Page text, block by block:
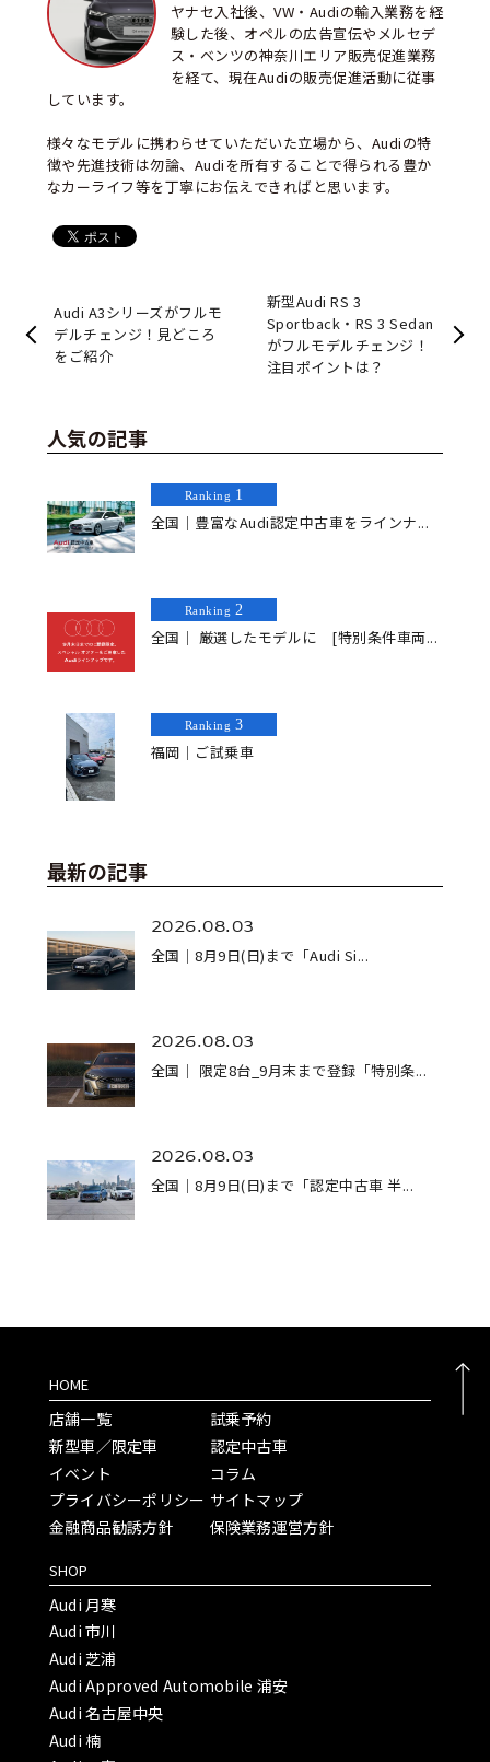
ヤナセ入社後、VW・Audiの輸入業務を経
験した後、オペルの広告宣伝やメルセデ
ス・ベンツの神奈川エリア販売促進業務
を経て、現在Audiの販売促進活動に従事
しています。
様々なモデルに携わらせていただいた立場から、Audiの特
徴や先進技術は勿論、Audiを所有することで得られる豊か
なカーライフ等を丁寧にお伝えできればと思います。
Audi A3シリーズがフルモ
デルチェンジ！見どころ
をご紹介
新型Audi RS 3
Sportback・RS 3 Sedan
がフルモデルチェンジ！
注目ポイントは？
人気の記事
Ranking 1
全国｜豊富なAudi認定中古車をラインナ...
Ranking 2
全国｜ 厳選したモデルに [特別条件車両...
Ranking 3
福岡｜ご試乗車
最新の記事
2026.08.03
全国｜8月9日(日)まで「Audi Si...
2026.08.03
全国｜ 限定8台_9月末まで登録「特別条...
2026.08.03
全国｜8月9日(日)まで「認定中古車 半...
HOME
店舗一覧
新型車／限定車
イベント
プライバシーポリシー
金融商品勧誘方針
試乗予約
認定中古車
コラム
サイトマップ
保険業務運営方針
SHOP
Audi 月寒
Audi 市川
Audi 芝浦
Audi Approved Automobile 浦安
Audi 名古屋中央
Audi 楠